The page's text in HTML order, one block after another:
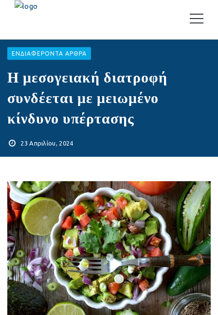
EΝΔΙΑΦΈΡΟΝΤΑ ΆΡΘΡΑ
Η μεσογειακή διατροφή
συνδέεται με μειωμένο
κίνδυνο υπέρτασης
23 Απριλίου, 2024